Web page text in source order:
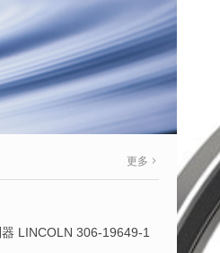
更多
LINCOLN 306-19649-1